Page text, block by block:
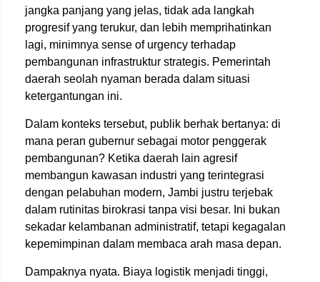
jangka panjang yang jelas, tidak ada langkah
progresif yang terukur, dan lebih memprihatinkan
lagi, minimnya sense of urgency terhadap
pembangunan infrastruktur strategis. Pemerintah
daerah seolah nyaman berada dalam situasi
ketergantungan ini.
Dalam konteks tersebut, publik berhak bertanya: di
mana peran gubernur sebagai motor penggerak
pembangunan? Ketika daerah lain agresif
membangun kawasan industri yang terintegrasi
dengan pelabuhan modern, Jambi justru terjebak
dalam rutinitas birokrasi tanpa visi besar. Ini bukan
sekadar kelambanan administratif, tetapi kegagalan
kepemimpinan dalam membaca arah masa depan.
Dampaknya nyata. Biaya logistik menjadi tinggi,